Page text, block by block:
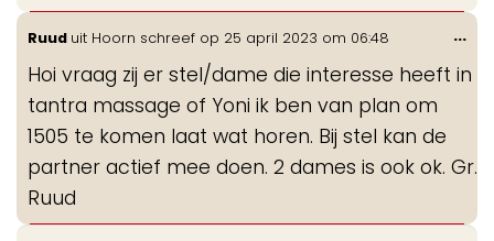
Ruud uit Hoorn schreef op 25 april 2023 om 06:48
Hoi vraag zij er stel/dame die interesse heeft in
tantra massage of Yoni ik ben van plan om
1505 te komen laat wat horen. Bij stel kan de
partner actief mee doen. 2 dames is ook ok. Gr.
Ruud
...